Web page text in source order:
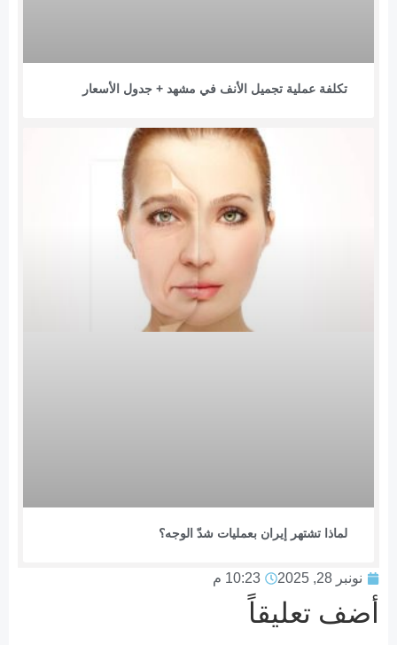
تكلفة عملية تجمیل الأنف في مشهد + جدول الأسعار
لماذا تشتهر إيران بعمليات شدّ الوجه؟
نونبر 28, 2025 10:23 م
أضف تعليقاً